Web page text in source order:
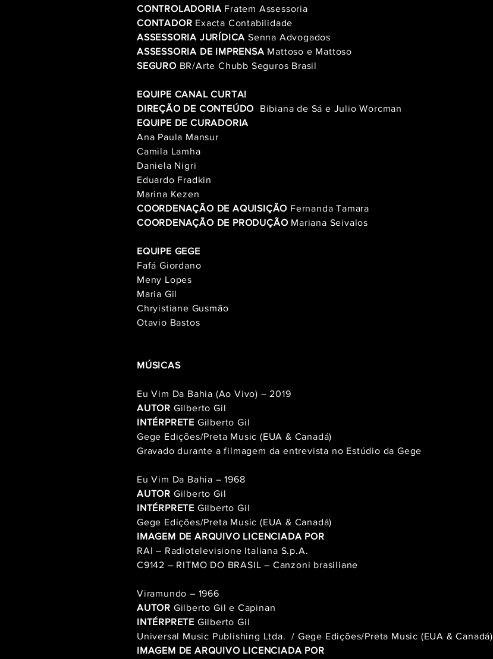
CONTROLADORIA Fratem Assessoria
CONTADOR Exacta Contabilidade
ASSESSORIA JURÍDICA Senna Advogados
ASSESSORIA DE IMPRENSA Mattoso e Mattoso
SEGURO BR/Arte Chubb Seguros Brasil
EQUIPE CANAL CURTA!
DIREÇÃO DE CONTEÚDO Bibiana de Sá e Julio Worcman
EQUIPE DE CURADORIA
Ana Paula Mansur
Camila Lamha
Daniela Nigri
Eduardo Fradkin
Marina Kezen
COORDENAÇÃO DE AQUISIÇÃO Fernanda Tamara
COORDENAÇÃO DE PRODUÇÃO Mariana Seivalos
EQUIPE GEGE
Fafá Giordano
Meny Lopes
Maria Gil
Chryistiane Gusmão
Otavio Bastos
MÚSICAS
Eu Vim Da Bahia (Ao Vivo) – 2019
AUTOR Gilberto Gil
INTÉRPRETE Gilberto Gil
Gege Edições/Preta Music (EUA & Canadá)
Gravado durante a filmagem da entrevista no Estúdio da Gege
Eu Vim Da Bahia – 1968
AUTOR Gilberto Gil
INTÉRPRETE Gilberto Gil
Gege Edições/Preta Music (EUA & Canadá)
IMAGEM DE ARQUIVO LICENCIADA POR
RAI – Radiotelevisione Italiana S.p.A.
C9142 – RITMO DO BRASIL – Canzoni brasiliane
Viramundo – 1966
AUTOR Gilberto Gil e Capinan
INTÉRPRETE Gilberto Gil
Universal Music Publishing Ltda. / Gege Edições/Preta Music (EUA & Canadá)
IMAGEM DE ARQUIVO LICENCIADA POR